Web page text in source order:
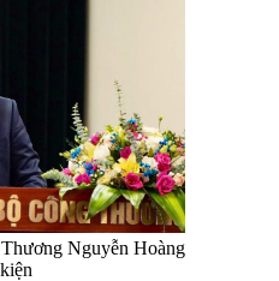
Nguyễn Hoàng